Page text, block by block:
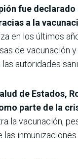
fue
a la
en los últimos
de vacunación
autoridades
de Estados,
parte de la
la vacunación,
inmunizaciones.